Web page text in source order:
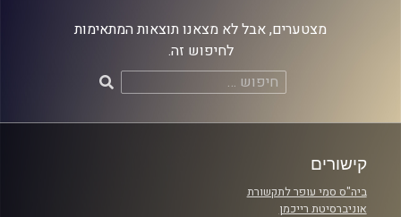
מצטערים, אבל לא מצאנו תוצאות המתאימות
לחיפוש זה.
חיפוש:
קישורים
ביה"ס סמי עופר לתקשורת
אוניברסיטת רייכמן